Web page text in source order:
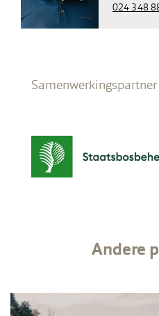
024 348
Samenwerkingspartner
Andere